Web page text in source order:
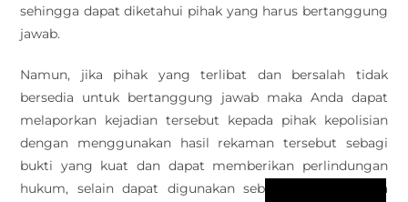
sehingga dapat diketahui pihak yang harus bertanggung
jawab.
Namun, jika pihak yang terlibat dan bersalah tidak
bersedia untuk bertanggung jawab maka Anda dapat
melaporkan kejadian tersebut kepada pihak kepolisian
dengan menggunakan hasil rekaman tersebut sebagi
bukti yang kuat dan dapat memberikan perlindungan
hukum, selain dapat digunakan sebagai bukti kepada